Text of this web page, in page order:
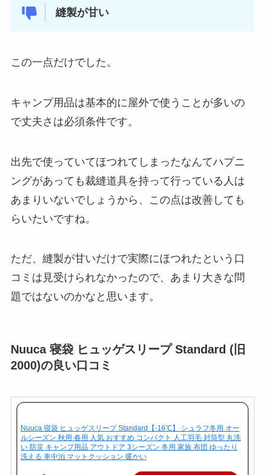
縫製が甘い
この一点だけでした。
キャンプ用品は基本的に屋外で使うことが多いの
で丈夫さは必須条件です。
出先で使っていてほつれてしまったなんてハプニ
ングがあっても裁縫道具を持って行っている人は
あまりいないでしょうから、この点は改善しても
らいたいですね。
ただ、縫製が甘いだけで実際にほつれたという口
コミは見受けられなかったので、あまり大きな問
題ではないのかなと思います。
Nuuca 寝袋 ヒュッゲスリープ Standard (旧
2000)の良い口コミ
Nuuca 寝袋 ヒュッゲスリープ Standard【-16℃】 シュラフ冬用 オー
ルシーズン 秋用 春用 人気 おすすめ コンパクト 人工羽毛 封筒型 丸洗
い 防災 キャンプ用品 アウトドア 3シーズン 冬用 家族 布団 ゆったり
洗える 車中泊 マットクッション 暖かい